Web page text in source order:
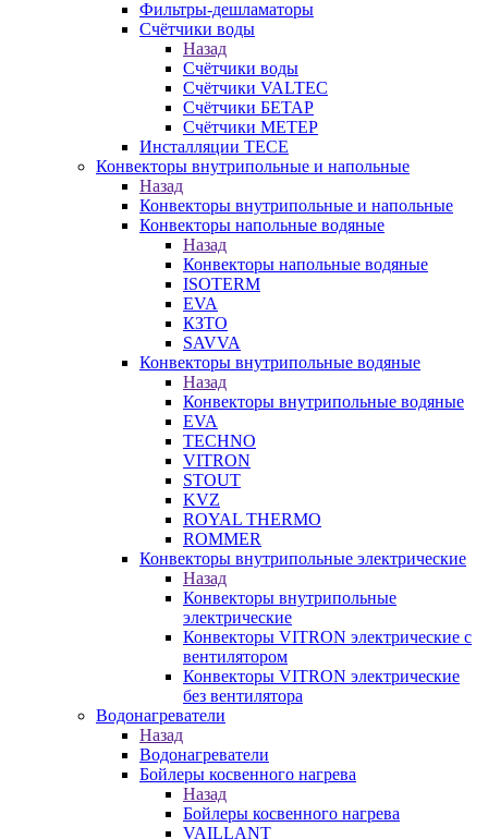
Фильтры-дешламаторы
Счётчики воды
Назад
Счётчики воды
Счётчики VALTEC
Счётчики БЕТАР
Счётчики МЕТЕР
Инсталляции TECE
Конвекторы внутрипольные и напольные
Назад
Конвекторы внутрипольные и напольные
Конвекторы напольные водяные
Назад
Конвекторы напольные водяные
ISOTERM
EVA
КЗТО
SAVVA
Конвекторы внутрипольные водяные
Назад
Конвекторы внутрипольные водяные
EVA
TECHNO
VITRON
STOUT
KVZ
ROYAL THERMO
ROMMER
Конвекторы внутрипольные электрические
Назад
Конвекторы внутрипольные
электрические
Конвекторы VITRON электрические с
вентилятором
Конвекторы VITRON электрические
без вентилятора
Водонагреватели
Назад
Водонагреватели
Бойлеры косвенного нагрева
Назад
Бойлеры косвенного нагрева
VAILLANT